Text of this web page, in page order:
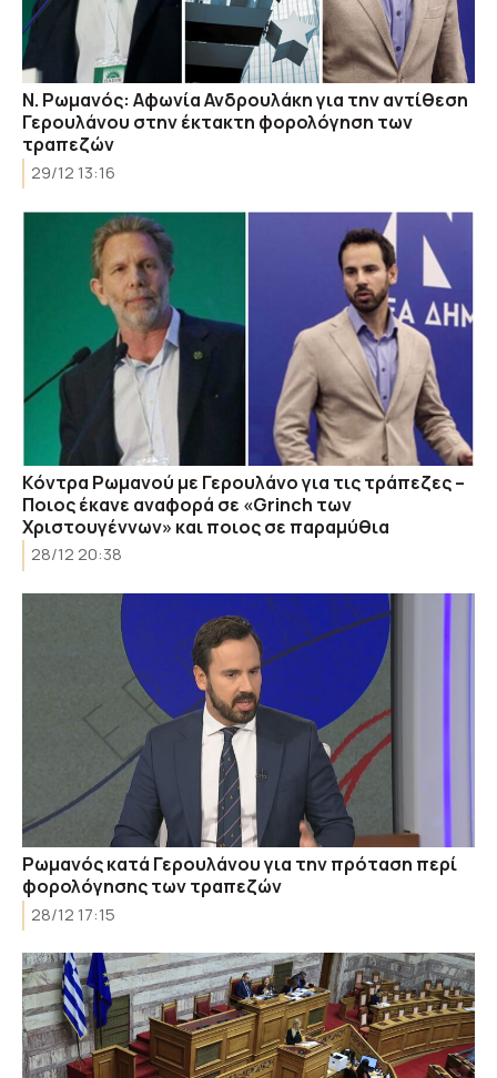
Ν. Ρωμανός: Αφωνία Ανδρουλάκη για την αντίθεση
Γερουλάνου στην έκτακτη φορολόγηση των
τραπεζών
29/12 13:16
Kόντρα Ρωμανού με Γερουλάνο για τις τράπεζες –
Ποιος έκανε αναφορά σε «Grinch των
Χριστουγέννων» και ποιος σε παραμύθια
28/12 20:38
Ρωμανός κατά Γερουλάνου για την πρόταση περί
φορολόγησης των τραπεζών
28/12 17:15